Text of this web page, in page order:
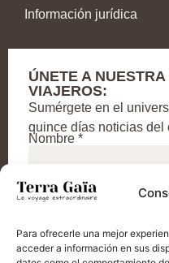
Para ofrecerle una mejor
acceder a información en sus
Información jurídica
ÚNETE A
VIAJEROS:
Sumérgete en el
quince días noticias del
Nombre *
Correo electrónico *
Confirme